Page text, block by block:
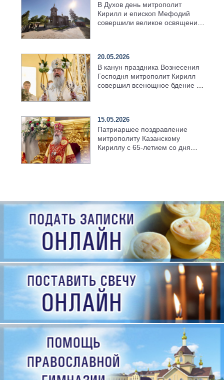
В Духов день митрополит
Кирилл и епископ Мефодий
совершили великое освящение
20.05.2026
В канун праздника Вознесения
Господня митрополит Кирилл
совершил всенощное бдение в
15.05.2026
Патриаршее поздравление
митрополиту Казанскому
Кириллу с 65-летием со дня